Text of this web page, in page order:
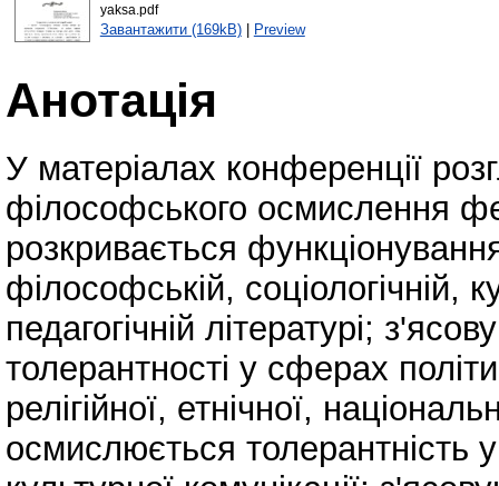
yaksa.pdf
Завантажити (169kB)| Preview
Анотація
У матеріалах конференції
філософського осмислення
розкривається
філософській, соціологічній,
педагогічній літературі;
толерантності у сферах
релігійної, етнічної,
осмислюється толерантність